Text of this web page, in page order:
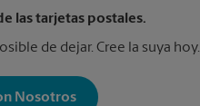
las tarjetas postales.
de dejar. Cree la suya hoy.
Nosotros